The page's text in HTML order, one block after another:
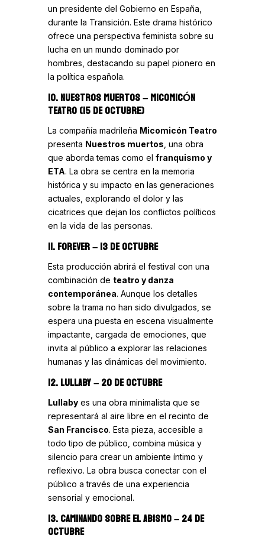
un presidente del Gobierno en España,
durante la Transición. Este drama histórico
ofrece una perspectiva feminista sobre su
lucha en un mundo dominado por
hombres, destacando su papel pionero en
la política española.
10. NUESTROS MUERTOS– MICOMICÓN
TEATRO (15 DE OCTUBRE)
La compañía madrileña Micomicón Teatro
presenta Nuestros muertos , una obra
que aborda temas como el franquismo y
ETA. La obra se centra en la memoria
histórica y su impacto en las generaciones
actuales, explorando el dolor y las
cicatrices que dejan los conflictos políticos
en la vida de las personas.
11. FOREVER– 13 DE OCTUBRE
Esta producción abrirá el festival con una
combinación de teatro y danza
contemporánea. Aunque los detalles
sobre la trama no han sido divulgados, se
espera una puesta en escena visualmente
impactante, cargada de emociones, que
invita al público a explorar las relaciones
humanas y las dinámicas del movimiento.
12. LULLABY– 20 DE OCTUBRE
Lullabyes una obra minimalista que se
representará al aire libre en el recinto de
San Francisco. Esta pieza, accesible a
todo tipo de público, combina música y
silencio para crear un ambiente íntimo y
reflexivo. La obra busca conectar con el
público a través de una experiencia
sensorial y emocional.
13. CAMINANDO SOBRE EL ABISMO– 24 DE
OCTUBRE